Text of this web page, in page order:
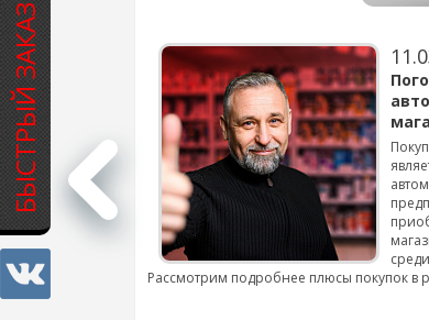
БЫСТРЫЙ ЗАКАЗдля
смены шин на
подробнее...
Рассмотрим подробнее плюсы покупок в